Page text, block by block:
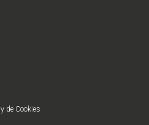
y de Cookies